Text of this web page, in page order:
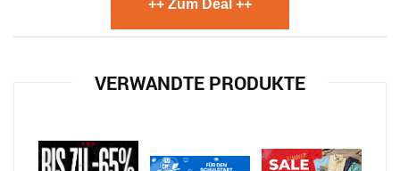
++ Zum Deal ++
VERWANDTE PRODUKTE